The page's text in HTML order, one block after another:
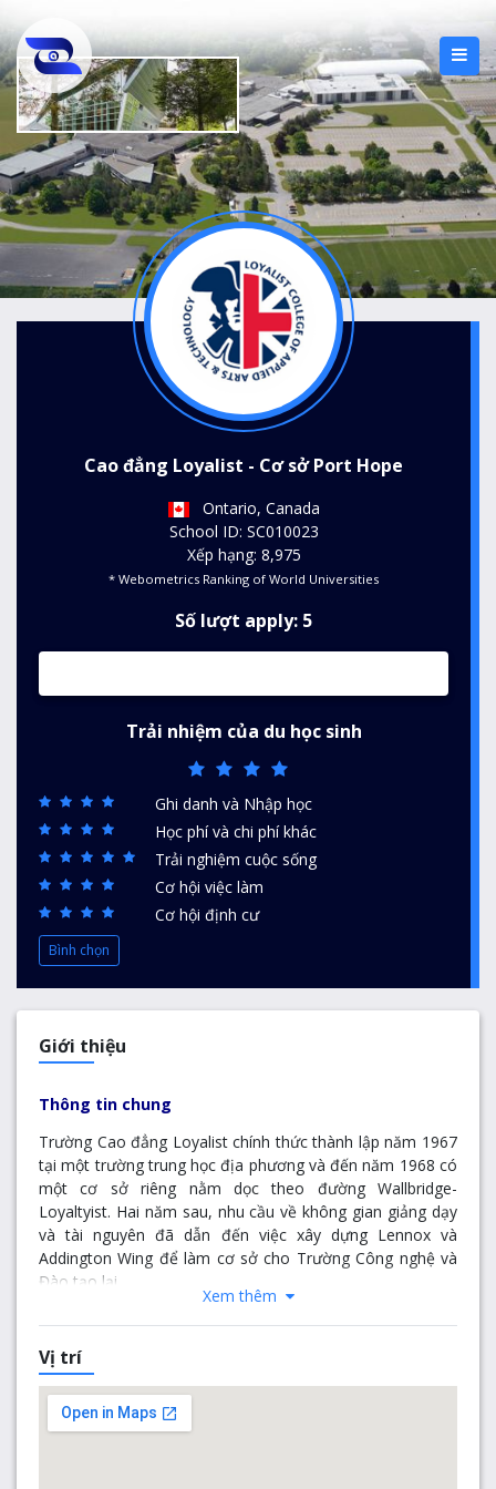
Cao đẳng Loyalist - Cơ sở Port Hope
Ontario, Canada
School ID: SC010023
Xếp hạng: 8,975
* Webometrics Ranking of World Universities
Số lượt apply: 5
Trải nhiệm của du học sinh
Ghi danh và Nhập học
Học phí và chi phí khác
Trải nghiệm cuộc sống
Cơ hội việc làm
Cơ hội định cư
Bình chọn
Giới thiệu
Thông tin chung
Trường Cao đẳng Loyalist chính thức thành lập năm 1967
tại một trường trung học địa phương vàđến năm 1968 có
một cơ sở riêng nằm dọc theo đường Wallbridge-
Loyaltyist. Hai năm sau, nhu cầu về không gian giảng dạy
và tài nguyên đã dẫn đến việc xây dựng Lennox và
Addington Wing để làm cơ sở cho Trường Công nghệ và
Đào tạo lại.
Đến năm 1985, trường bổ sung thêm chương trình xây
dựng và chương trình Cao đẳng bao gồm các chương
trình đổi mới như Phóng sự ảnh, Phát thanh Truyền hình
và Khoa học sức khỏe đồng thời chứng kiến ​​sự liên kết
quan trọng của Viện Kỹ thuật Quốc gia đầu tiên của
Tyendinaga.
Xem thêm
Vị trí